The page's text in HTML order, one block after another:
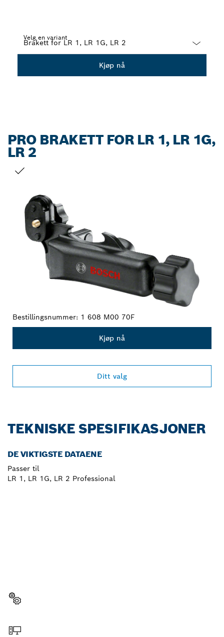
Velg en variant
Kjøp nå
PRO BRAKETT FOR LR 1, LR 1G,
LR 2
Bestillingsnummer: 1 608 M00 70F
Kjøp nå
Ditt valg
TEKNISKE SPESIFIKASJONER
DE VIKTIGSTE DATAENE
Passer til
LR 1, LR 1G, LR 2 Professional